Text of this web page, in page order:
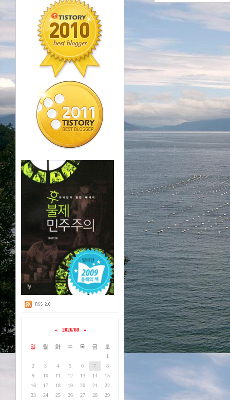
« 2026/08 »
일 월 화 수 목 금 토
1
2
3 4 5 6 7
8
9
10 11 12 13 14
15
16
17 18 19 20 21
22
23
24 25 26 27 28
29